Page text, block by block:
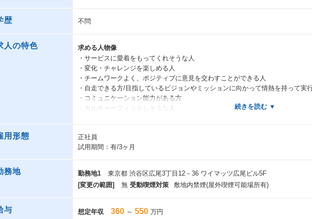
歴 不問
人の特色
求める人物像
・サービスに愛着をもってくれそうな人
・変化・チャレンジを楽しめる人
・チームワークよく、ポジティブに意見を交わすことができる人
・自走できる方/目指しているビジョンやミッションに向かって情熱を持って実
・コミュニケーション能力がある方
・カルチャーフィットしそうな人
出身企業・経歴イメージ
・自社サービスのCS経験がある方
・チームワークが強い環境でスキルを伸ばしていきたい方
・自己の成長を時間を惜しまず、将来の自分の市場価値をあげたいという成長
・CS未経験だが人と接する仕事には興味があるため、顧客折衝や導入支援にチ
用形態
正社員
試用期間：有/3ヶ月
務地 勤務地1
東京都 渋谷区広尾3丁目12－36 ワイマッツ広尾ビル5F
[変更の範囲]
無 受動喫煙対策 敷地内禁煙(屋外喫煙可能場所有)
与 想定年収 360 ～ 550 万円